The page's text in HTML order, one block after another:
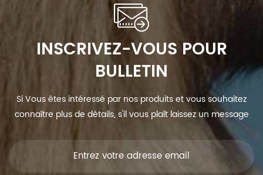
INSCRIVEZ-VOUS POUR
BULLETIN
Si Vous êtes intéressé par nos produits et vous souhaitez
connaître plus de détails, s'il vous plaît laissez un message
ici, nous vous répondrons dès que nous Can.